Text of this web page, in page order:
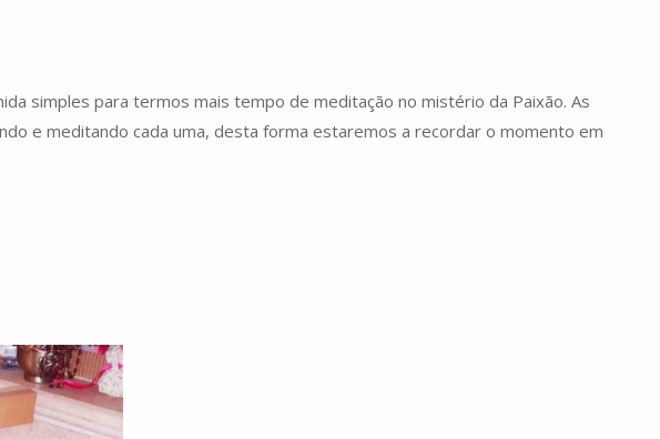
simples para termos mais tempo de meditação no mistério da Paixão. As
e meditando cada uma, desta forma estaremos a recordar o momento em